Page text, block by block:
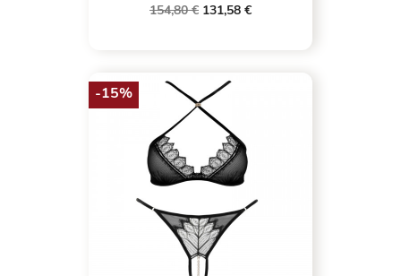
154,80 € 131,58 €
-15%